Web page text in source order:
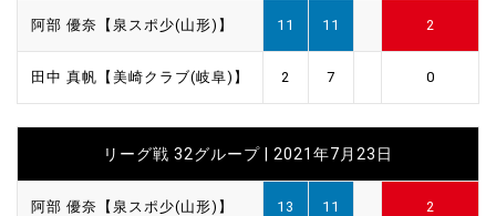
阿部 優奈【泉スポ少(山形)】 11 11 2
田中 真帆【美崎クラブ(岐阜)】 2 7 0
リーグ戦 32グループ | 2021年7月23日
阿部 優奈【泉スポ少(山形)】 13 11 2